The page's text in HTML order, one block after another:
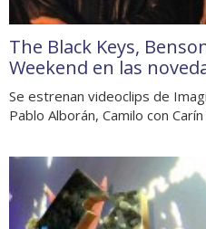
The Black Keys,
Weekend en las
Se estrenan videoclips de
Pablo Alborán, Camilo con